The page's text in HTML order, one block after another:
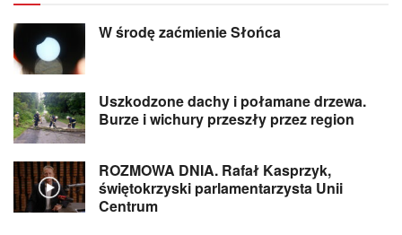
W środę zaćmienie Słońca
Uszkodzone dachy i połamane drzewa.
Burze i wichury przeszły przez region
ROZMOWA DNIA. Rafał Kasprzyk,
świętokrzyski parlamentarzysta Unii
Centrum